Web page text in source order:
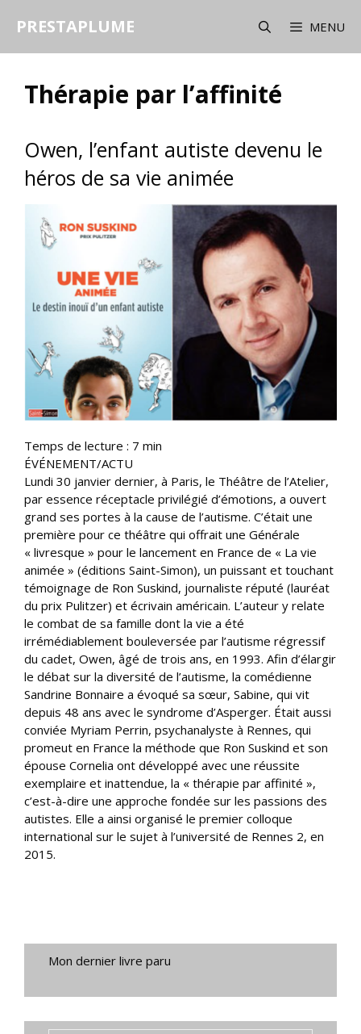
PRESTAPLUME MENU
Thérapie par l’affinité
Owen, l’enfant autiste devenu le
héros de sa vie animée
Temps de lecture : 7 min
ÉVÉNEMENT/ACTU
Lundi 30 janvier dernier, à Paris, le Théâtre de l’Atelier,
par essence réceptacle privilégié d’émotions, a ouvert
grand ses portes à la cause de l’autisme. C’était une
première pour ce théâtre qui offrait une Générale
« livresque » pour le lancement en France de « La vie
animée » (éditions Saint-Simon), un puissant et touchant
témoignage de Ron Suskind, journaliste réputé (lauréat
du prix Pulitzer) et écrivain américain. L’auteur y relate
le combat de sa famille dont la vie a été
irrémédiablement bouleversée par l’autisme régressif
du cadet, Owen, âgé de trois ans, en 1993. Afin d’élargir
le débat sur la diversité de l’autisme, la comédienne
Sandrine Bonnaire a évoqué sa sœur, Sabine, qui vit
depuis 48 ans avec le syndrome d’Asperger. Était aussi
conviée Myriam Perrin, psychanalyste à Rennes, qui
promeut en France la méthode que Ron Suskind et son
épouse Cornelia ont développé avec une réussite
exemplaire et inattendue, la « thérapie par affinité »,
c’est-à-dire une approche fondée sur les passions des
autistes. Elle a ainsi organisé le premier colloque
international sur le sujet à l’université de Rennes 2, en
2015.
Mon dernier livre paru